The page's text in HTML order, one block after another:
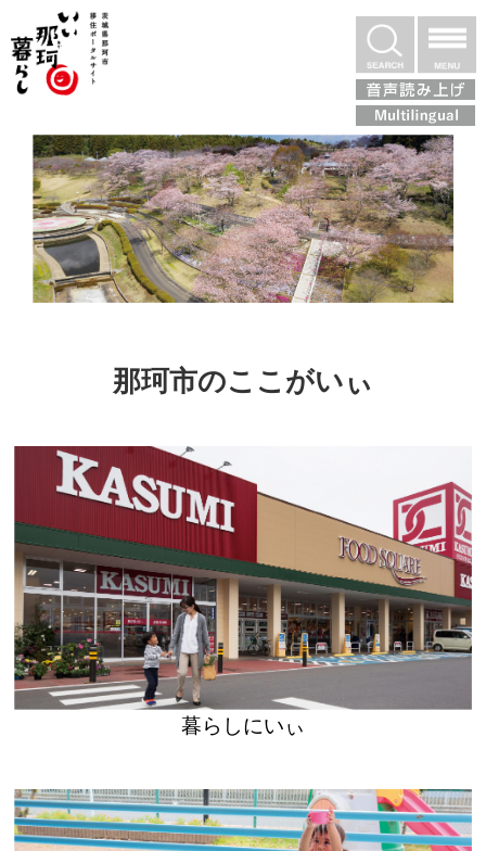
検索
那珂市のここがいぃ
暮らしにいぃ